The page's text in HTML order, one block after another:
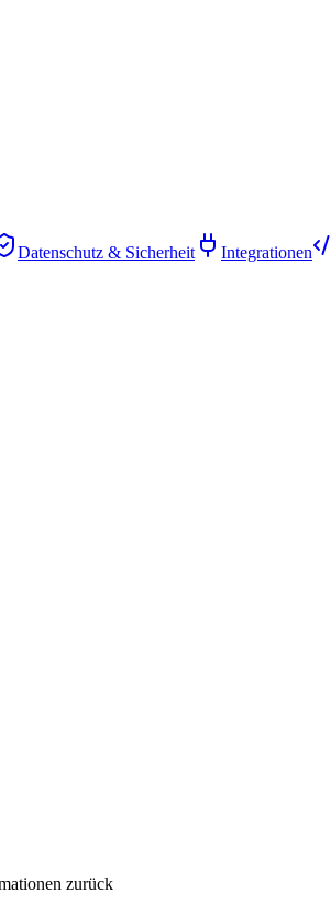
Datenschutz & Sicherheit Integrationen
zurück